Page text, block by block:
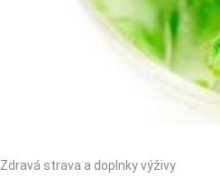
Zdravá strava a doplnky výživy